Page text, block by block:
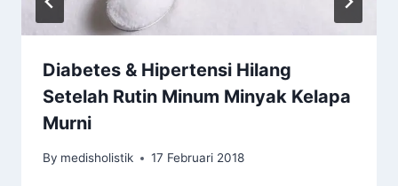
Diabetes & Hipertensi Hilang
Setelah Rutin Minum Minyak Kelapa
Murni
By medisholistik 17 Februari 2018